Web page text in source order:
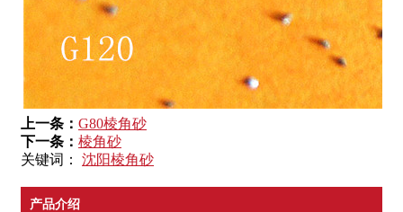
上一条： G80棱角砂
下一条： 棱角砂
关键词： 沈阳棱角砂
产品介绍